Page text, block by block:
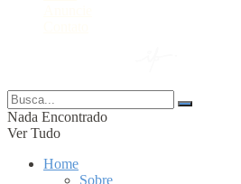
Nada Encontrado
Ver Tudo
Home
Sobre